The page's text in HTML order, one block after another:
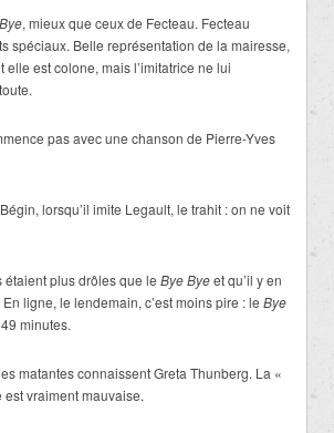
, mieux que ceux de Fecteau. Fecteau
spéciaux. Belle représentation de la mairesse,
elle est colone, mais l’imitatrice ne lui
pas avec une chanson de Pierre-Yves
lorsqu’il imite Legault, le trahit : on ne voit
étaient plus drôles que le Bye Byeet qu’il y en
ligne, le lendemain, c’est moins pire : le Bye
minutes.
matantes connaissent Greta Thunberg. La «
est vraiment mauvaise.